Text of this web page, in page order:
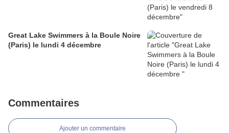
Great Lake Swimmers à la Boule Noire
(Paris) le lundi 4 décembre
Commentaires
Ajouter un commentaire